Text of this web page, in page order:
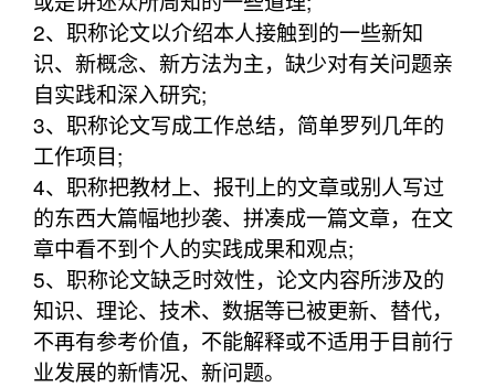
2、职称论文以介绍本人接触到的一些新知
识、新概念、新方法为主，缺少对有关问题亲
自实践和深入研究;
3、职称论文写成工作总结，简单罗列几年的
工作项目;
4、职称把教材上、报刊上的文章或别人写过
的东西大篇幅地抄袭、拼凑成一篇文章，在文
章中看不到个人的实践成果和观点;
5、职称论文缺乏时效性，论文内容所涉及的
知识、理论、技术、数据等已被更新、替代，
不再有参考价值，不能解释或不适用于目前行
业发展的新情况、新问题。